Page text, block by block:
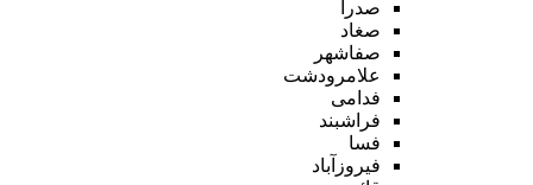
صدرا
صغاد
صفاشهر
علامرودشت
فدامی
فراشبند
فسا
فیروزآباد